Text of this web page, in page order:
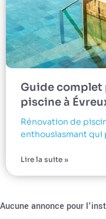
Guide complet
piscine à
Rénovation de
enthousiasmant qui
Lire la suite »
Aucune annonce pour